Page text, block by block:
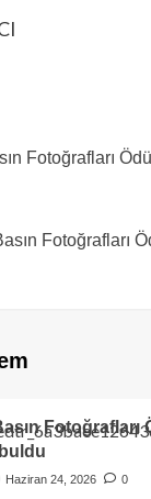
Fotoğrafları
Fotoğrafları
Fotoğrafları
Haziran 24, 2026 0